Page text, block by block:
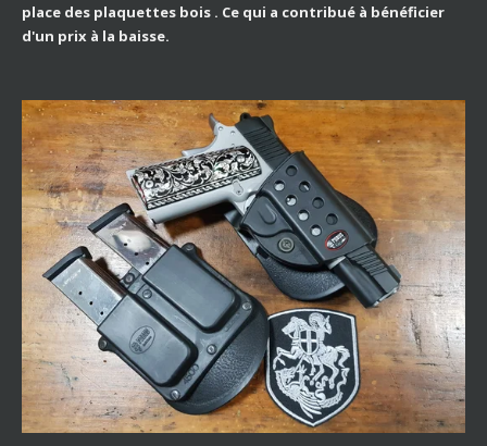
place des plaquettes bois . Ce qui a contribué à bénéficier
d'un prix à la baisse.